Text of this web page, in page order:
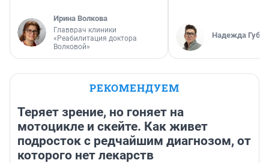
Ирина Волкова
Главврач клиники
«Реабилитация доктора
Волковой»
Надежда
РЕКОМЕНДУЕМ
Теряет зрение, но гоняет на
мотоцикле и скейте. Как живет
подросток с редчайшим диагнозом, от
которого нет лекарств